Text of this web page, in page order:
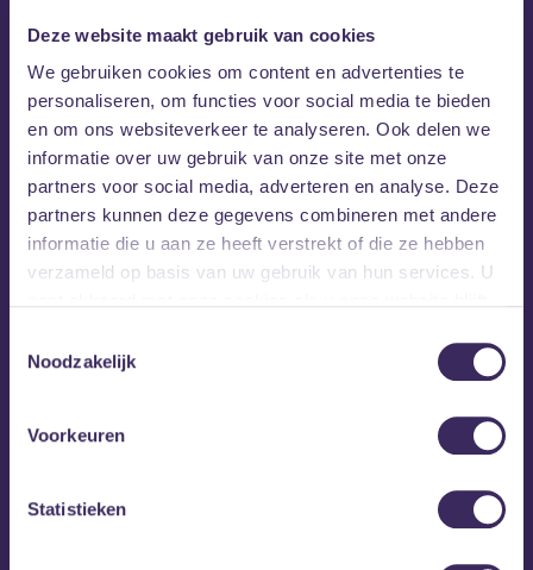
Deze website maakt gebruik van cookies
We gebruiken cookies om content en advertenties te
personaliseren, om functies voor social media te bieden
en om ons websiteverkeer te analyseren. Ook delen we
informatie over uw gebruik van onze site met onze
partners voor social media, adverteren en analyse. Deze
partners kunnen deze gegevens combineren met andere
informatie die u aan ze heeft verstrekt of die ze hebben
verzameld op basis van uw gebruik van hun services. U
Noodzakelijk
Voorkeuren
Statistieken